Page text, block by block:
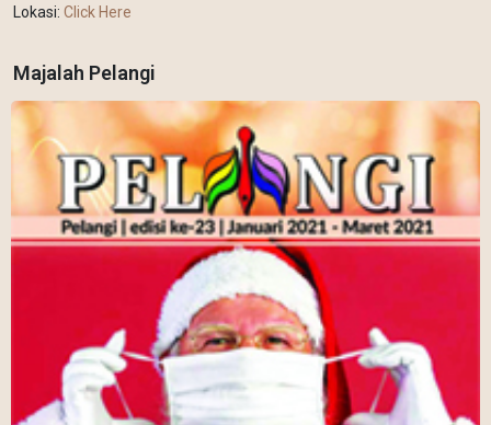
Lokasi: Click Here
Majalah Pelangi